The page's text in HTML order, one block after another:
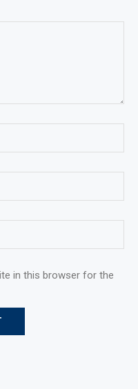
in this browser for the